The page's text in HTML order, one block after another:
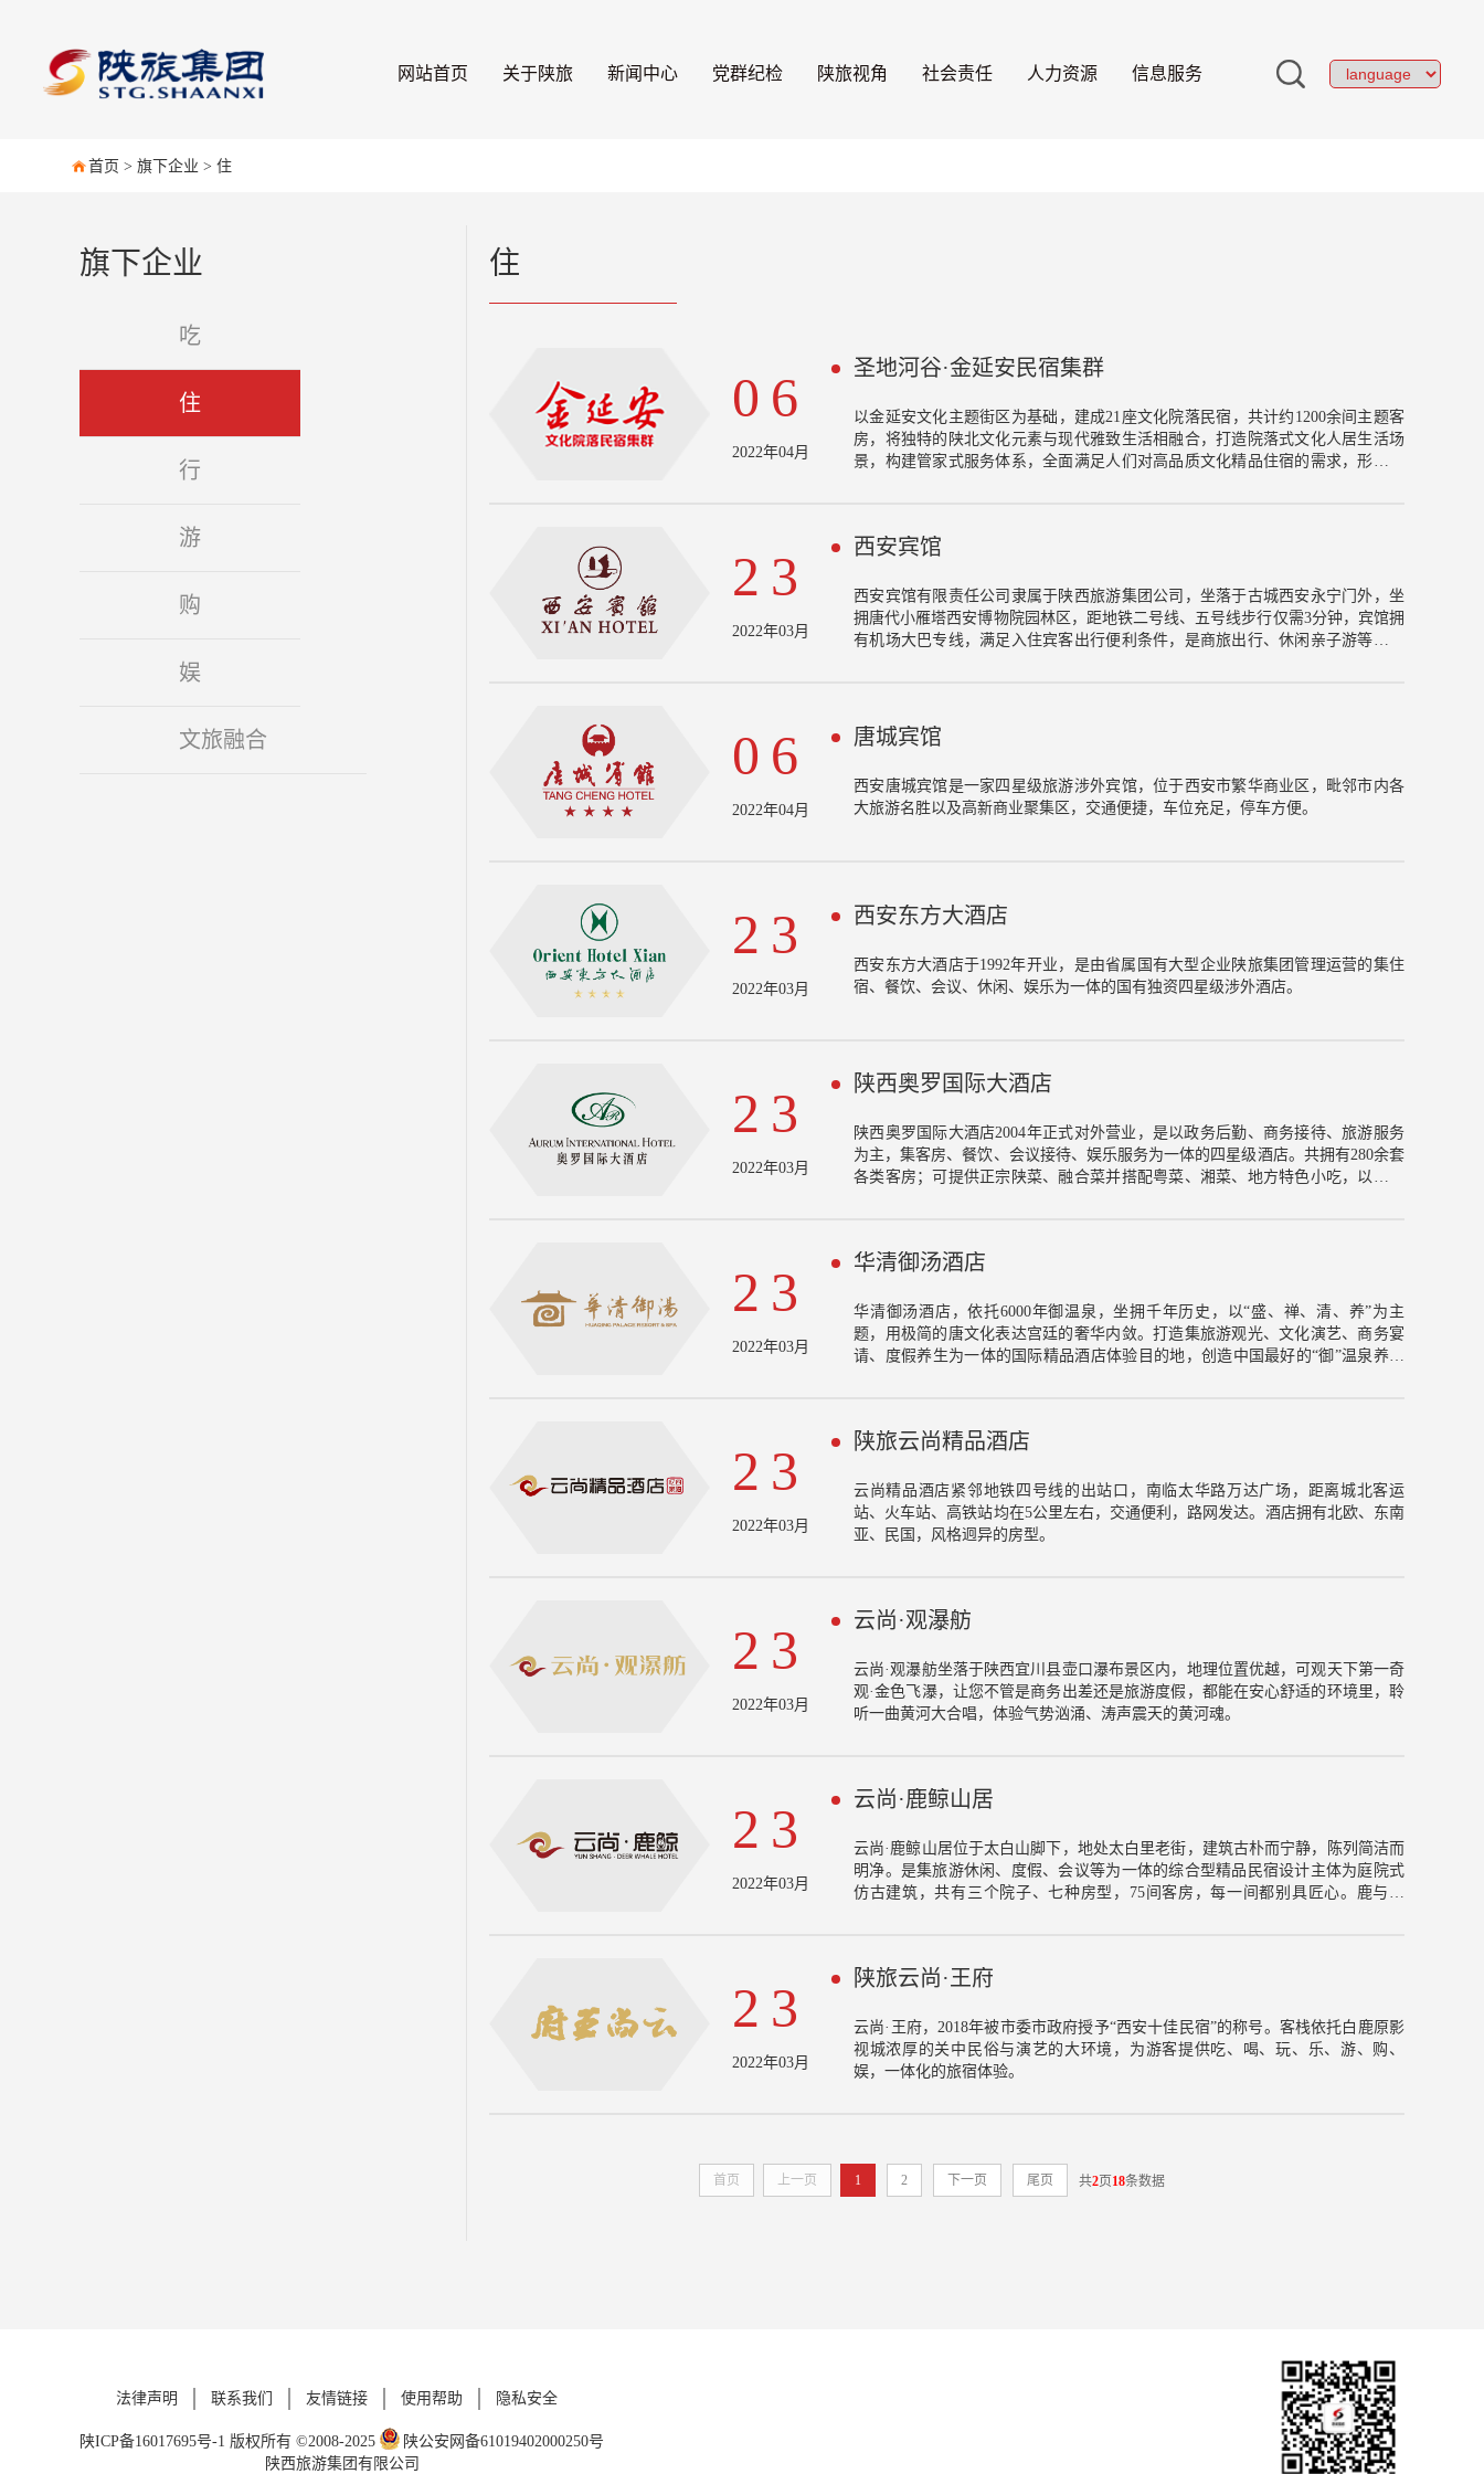
网站首页 关于陕旅 新闻中心 党群纪检 陕旅视角 社会责任 人力资源 信息服务
首页 > 旗下企业 > 住
旗下企业
吃
住
行
游
购
娱
文旅融合
住
06
2022年04月
圣地河谷·金延安民宿集群
以金延安文化主题街区为基础，建成21座文化院落民宿，共计约1200余间主题客
房，将独特的陕北文化元素与现代雅致生活相融合，打造院落式文化人居生活场
景，构建管家式服务体系，全面满足人们对高品质文化精品住宿的需求，形成西
以来，共接待游客 18万余人次，尤其受到珠三角、长三角客群的高度赞美。游客
的传统印象，在点滴中得到陕北文化的滋养与熏陶。
23
2022年03月
西安宾馆
西安宾馆有限责任公司隶属于陕西旅游集团公司，坐落于古城西安永宁门外，坐
拥唐代小雁塔西安博物院园林区，距地铁二号线、五号线步行仅需3分钟，宾馆拥
有机场大巴专线，满足入住宾客出行便利条件，是商旅出行、休闲亲子游等客人
06
2022年04月
唐城宾馆
西安唐城宾馆是一家四星级旅游涉外宾馆，位于西安市繁华商业区，毗邻市内各
大旅游名胜以及高新商业聚集区，交通便捷，车位充足，停车方便。
23
2022年03月
西安东方大酒店
西安东方大酒店于1992年开业，是由省属国有大型企业陕旅集团管理运营的集住
宿、餐饮、会议、休闲、娱乐为一体的国有独资四星级涉外酒店。
23
2022年03月
陕西奥罗国际大酒店
陕西奥罗国际大酒店2004年正式对外营业，是以政务后勤、商务接待、旅游服务
为主，集客房、餐饮、会议接待、娱乐服务为一体的四星级酒店。共拥有280余套
各类客房；可提供正宗陕菜、融合菜并搭配粤菜、湘菜、地方特色小吃，以及精
标杆企业”、西安市“金口碑 最人气”星级饭店、“金口碑—星服务 新风尚”最佳星
证书，是省市政务后勤接待重要保障酒店。
23
2022年03月
华清御汤酒店
华清御汤酒店，依托6000年御温泉，坐拥千年历史，以“盛、禅、清、养”为主
题，用极简的唐文化表达宫廷的奢华内敛。打造集旅游观光、文化演艺、商务宴
请、度假养生为一体的国际精品酒店体验目的地，创造中国最好的“御”温泉养生
23
2022年03月
陕旅云尚精品酒店
云尚精品酒店紧邻地铁四号线的出站口，南临太华路万达广场，距离城北客运
站、火车站、高铁站均在5公里左右，交通便利，路网发达。酒店拥有北欧、东南
亚、民国，风格迥异的房型。
23
2022年03月
云尚·观瀑舫
云尚·观瀑舫坐落于陕西宜川县壶口瀑布景区内，地理位置优越，可观天下第一奇
观·金色飞瀑，让您不管是商务出差还是旅游度假，都能在安心舒适的环境里，聆
听一曲黄河大合唱，体验气势汹涌、涛声震天的黄河魂。
23
2022年03月
云尚·鹿鲸山居
云尚·鹿鲸山居位于太白山脚下，地处太白里老街，建筑古朴而宁静，陈列简洁而
明净。是集旅游休闲、度假、会议等为一体的综合型精品民宿设计主体为庭院式
仿古建筑，共有三个院子、七种房型，75间客房，每一间都别具匠心。鹿与君
23
2022年03月
陕旅云尚·王府
云尚·王府，2018年被市委市政府授予“西安十佳民宿”的称号。客栈依托白鹿原影
视城浓厚的关中民俗与演艺的大环境，为游客提供吃、喝、玩、乐、游、购、
娱，一体化的旅宿体验。
首页 上一页 1 2 下一页 尾页 共2页18条数据
法律声明 联系我们 友情链接 使用帮助 隐私安全
陕ICP备16017695号-1 版权所有 ©2008-2025
陕公安网备61019402000250号
陕西旅游集团有限公司